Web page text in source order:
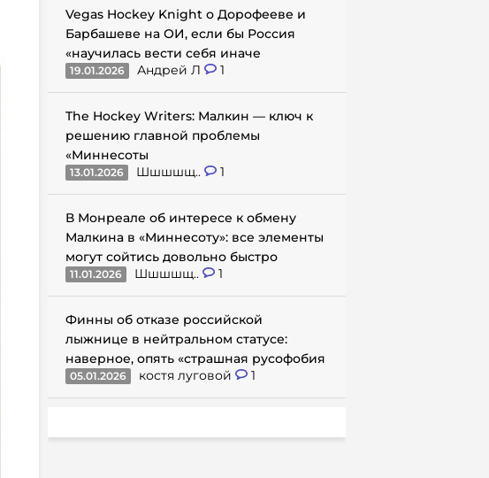
Vegas Hockey Knight о Дорофееве и
Барбашеве на ОИ, если бы Россия
«научилась вести себя иначе
19.01.2026 Андрей Л 1
The Hockey Writers: Малкин — ключ к
решению главной проблемы
«Миннесоты
13.01.2026 Шшшшщ.. 1
В Монреале об интересе к обмену
Малкина в «Миннесоту»: все элементы
могут сойтись довольно быстро
11.01.2026 Шшшшщ.. 1
Финны об отказе российской
лыжнице в нейтральном статусе:
наверное, опять «страшная русофобия
05.01.2026 костя луговой 1